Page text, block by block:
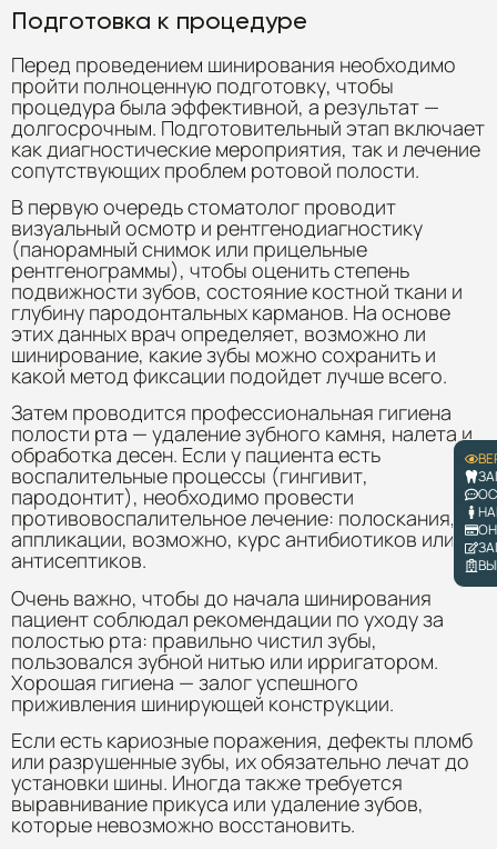
Подготовка к процедуре
Перед проведением шинирования необходимо
пройти полноценную подготовку, чтобы
процедура была эффективной, а результат —
долгосрочным. Подготовительный этап включает
как диагностические мероприятия, так и лечение
сопутствующих проблем ротовой полости.
В первую очередь стоматолог проводит
визуальный осмотр и рентгенодиагностику
(панорамный снимок или прицельные
рентгенограммы), чтобы оценить степень
подвижности зубов, состояние костной ткани и
глубину пародонтальных карманов. На основе
этих данных врач определяет, возможно ли
шинирование, какие зубы можно сохранить и
какой метод фиксации подойдет лучше всего.
Затем проводится профессиональная гигиена
полости рта — удаление зубного камня, налета и
обработка десен. Если у пациента есть
воспалительные процессы (гингивит,
пародонтит), необходимо провести
противовоспалительное лечение: полоскания,
аппликации, возможно, курс антибиотиков или
антисептиков.
Очень важно, чтобы до начала шинирования
пациент соблюдал рекомендации по уходу за
полостью рта: правильно чистил зубы,
пользовался зубной нитью или ирригатором.
Хорошая гигиена — залог успешного
приживления шинирующей конструкции.
Если есть кариозные поражения, дефекты пломб
или разрушенные зубы, их обязательно лечат до
установки шины. Иногда также требуется
выравнивание прикуса или удаление зубов,
которые невозможно восстановить.